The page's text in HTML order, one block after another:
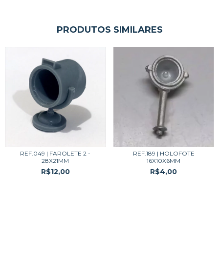
PRODUTOS SIMILARES
REF.049 | FAROLETE 2 -
28X21MM
R$12,00
REF.189 | HOLOFOTE
16X10X6MM
R$4,00